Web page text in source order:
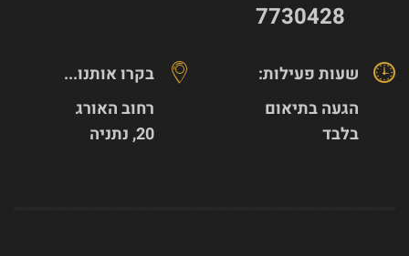
7730428
בקרו אותנו...
רחוב האורג
20, נתניה
שעות פעילות:
הגעה בתיאום
בלבד